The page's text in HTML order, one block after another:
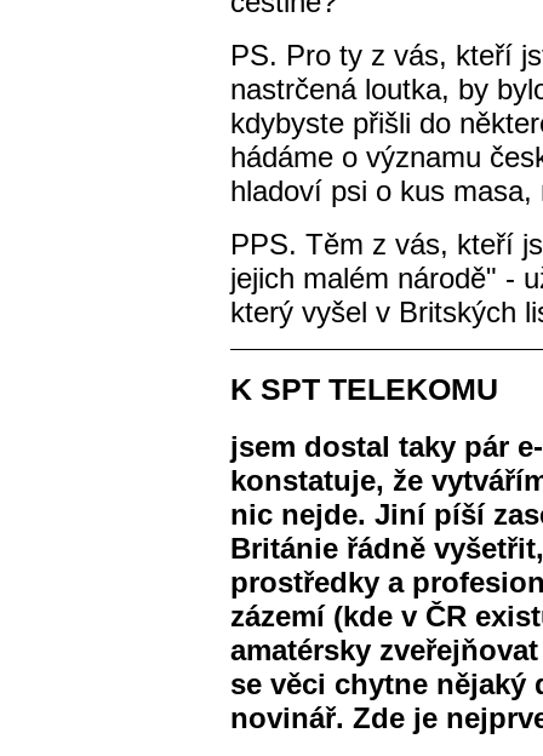
PS. Pro ty z vás, kteří
nastrčená loutka, by
kdybyste přišli do
hádáme o významu
hladoví psi o kus
PPS. Těm z vás, kteří
jejich malém národě" -
který vyšel v Britských
K SPT TELEKOMU
jsem dostal taky pár
konstatuje, že
nic nejde. Jiní píší
Británie řádně
prostředky a
zázemí (kde v ČR
amatérsky
se věci chytne
novinář. Zde je